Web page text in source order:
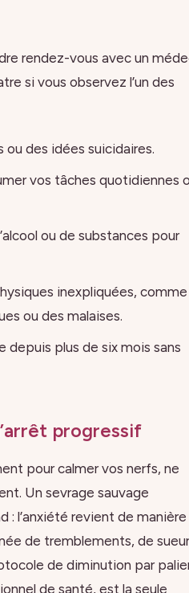
rendez-vous avec un
si vous observez l’un des
ou des idées suicidaires.
vos tâches quotidiennes
ou de substances pour
inexpliquées, comme
ou des malaises.
depuis plus de six mois sans
progressif
pour calmer vos nerfs, ne
Un sevrage sauvage
: l’anxiété revient de manière
de tremblements, de
de diminution par
de santé, est la seule